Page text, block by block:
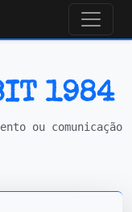
1984
ou comunicação